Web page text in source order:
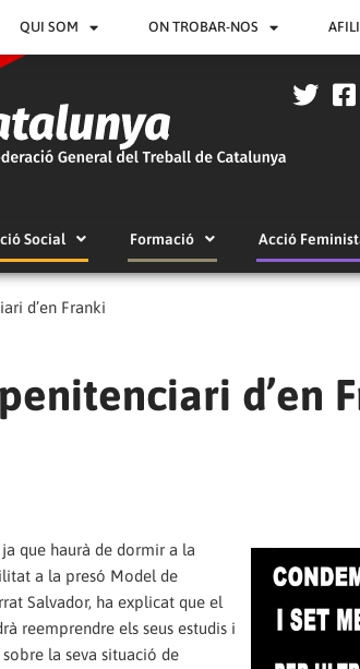
QUI SOM ON TROBAR-NOS
Social Formació Acció
d’en Franki
d’en
que haurà de dormir a la
a la presó Model de
Salvador, ha explicat que el
reemprendre els seus estudis i
la seva situació de